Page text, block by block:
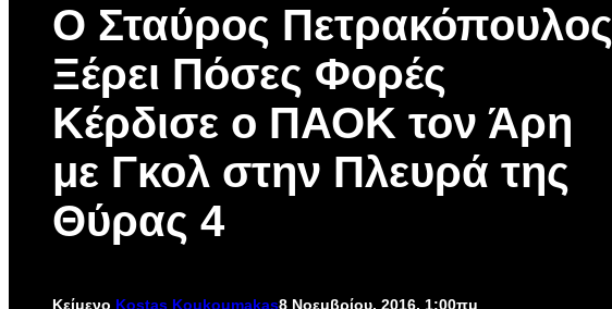
Ο Σταύρος Πετρακόπουλος
Ξέρει Πόσες Φορές
Κέρδισε ο ΠΑΟΚ τον Άρη
με Γκολ στην Πλευρά της
Θύρας 4
Κείμενο Kostas Koukoumakas8 Νοεμβρίου, 2016, 1:00πμ